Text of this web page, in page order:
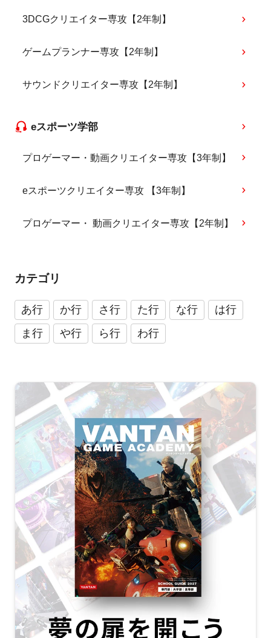
3DCGクリエイター専攻【2年制】
ゲームプランナー専攻【2年制】
サウンドクリエイター専攻【2年制】
eスポーツ学部
プロゲーマー・動画クリエイター専攻【3年制】
eスポーツクリエイター専攻 【3年制】
プロゲーマー・ 動画クリエイター専攻【2年制】
カテゴリ
あ行 か行 さ行 た行 な行
は行
ま行
や行 ら行 わ行